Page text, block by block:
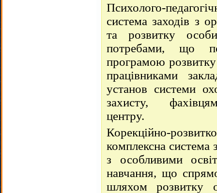
Психолого-
система заходів з
та розвитку
потребами, що
програмою
працівниками
установ системи
захисту,
центру.
Корекційно-
комплексна система
з особливими
навчання, що
шляхом розвитку